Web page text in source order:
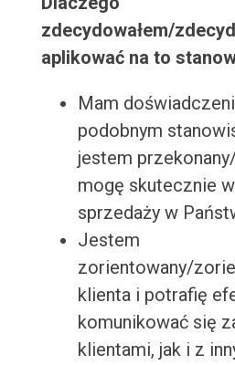
zdecydowałem/
aplikować na to
Mam
podobnym
jestem
mogę skutecznie
sprzedaży w
Jestem
zorientowany/
klienta i potrafię
komunikować się
klientami, jak i z